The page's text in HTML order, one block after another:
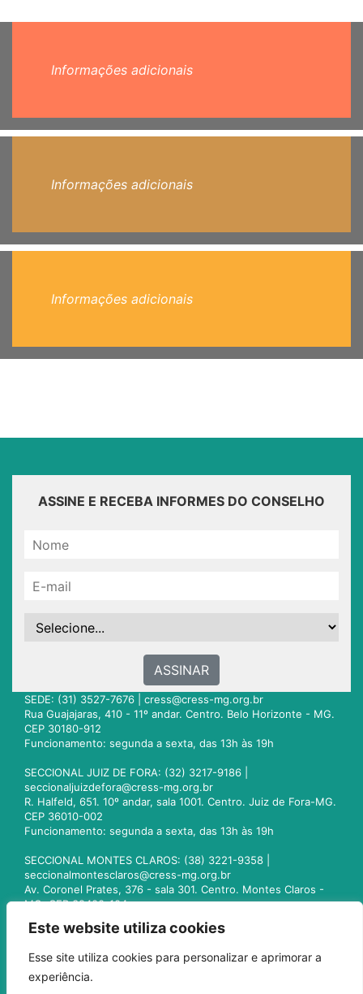
Este website utiliza cookies
Esse site utiliza cookies para personalizar e aprimorar a
experiência.
Informações adicionais
Informações adicionais
Informações adicionais
ASSINE E RECEBA INFORMES DO CONSELHO
ASSINAR
SEDE: (31) 3527-7676 | cress@cress-mg.org.br
Rua Guajajaras, 410 - 11º andar. Centro. Belo Horizonte - MG.
CEP 30180-912
Funcionamento: segunda a sexta, das 13h às 19h
SECCIONAL JUIZ DE FORA: (32) 3217-9186 |
seccionaljuizdefora@cress-mg.org.br
R. Halfeld, 651. 10º andar, sala 1001. Centro. Juiz de Fora-MG.
CEP 36010-002
Funcionamento: segunda a sexta, das 13h às 19h
SECCIONAL MONTES CLAROS: (38) 3221-9358 |
seccionalmontesclaros@cress-mg.org.br
Av. Coronel Prates, 376 - sala 301. Centro. Montes Claros -
MG. CEP 39400-104
seccionaluberlandia@cress-mg.org.br
Av. Afonso Pena, 547 - sala 101. Uberlândia - MG. CEP